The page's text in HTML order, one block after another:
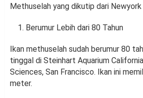
Methuselah yang dikutip dari
Berumur Lebih dari 80 Tahun
Ikan methuselah sudah berumur 80
tinggal di Steinhart Aquarium
Sciences, San Francisco. Ikan ini
meter.